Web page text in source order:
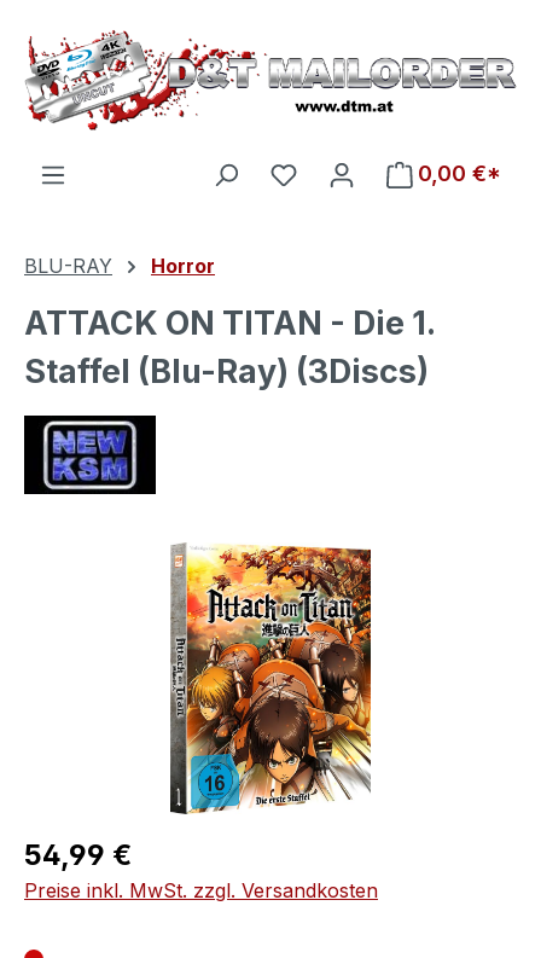
Zum Hauptinhalt springen
Du hast 0 Produkte auf
0,00 €*
BLU-RAY Horror
ATTACK ON TITAN - Die 1.
Staffel (Blu-Ray) (3Discs)
Bildergalerie überspringen
Regulärer Preis:
54,99 €
Preise inkl. MwSt. zzgl. Versandkosten